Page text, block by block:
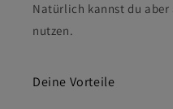
Natürlich kannst du
nutzen.
Deine Vorteile